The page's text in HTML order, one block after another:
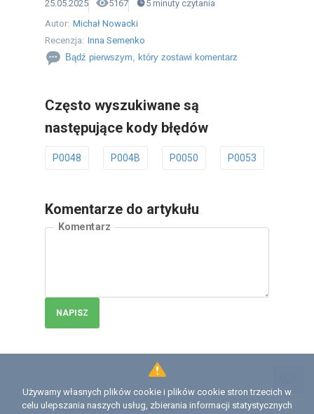
25.05.2025 5167 5 minuty czytania
Autor: Michał Nowacki
Recenzja: Inna Semenko
Bądź pierwszym, który zostawi komentarz
Często wyszukiwane są
następujące kody błędów
P0048 P004B P0050 P0053
Komentarze do artykułu
Komentarz
NAPISZ
Używamy własnych plików cookie i plików cookie stron trzecich w
celu ulepszania naszych usług, zbierania informacji statystycznych
Licencja
Umowa z użytkownikiem serwisu